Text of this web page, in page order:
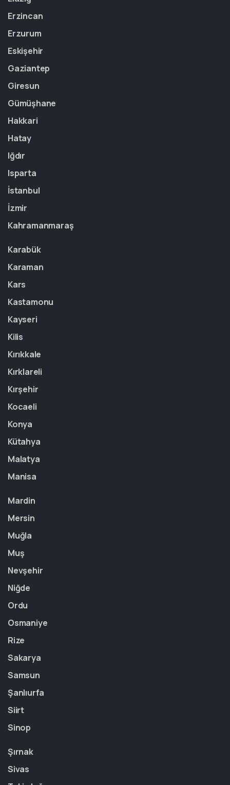
Erzincan
Erzurum
Eskişehir
Gaziantep
Giresun
Gümüşhane
Hakkari
Hatay
Iğdır
Isparta
İstanbul
İzmir
Kahramanmaraş
Karabük
Karaman
Kars
Kastamonu
Kayseri
Kilis
Kırıkkale
Kırklareli
Kırşehir
Kocaeli
Konya
Kütahya
Malatya
Manisa
Mardin
Mersin
Muğla
Muş
Nevşehir
Niğde
Ordu
Osmaniye
Rize
Sakarya
Samsun
Şanlıurfa
Siirt
Sinop
Şırnak
Sivas